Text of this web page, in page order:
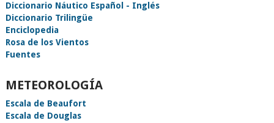
Diccionario Náutico Español - Inglés
Diccionario Trilingüe
Enciclopedia
Rosa de los Vientos
Fuentes
METEOROLOGÍA
Escala de Beaufort
Escala de Douglas